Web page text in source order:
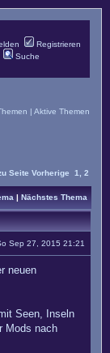
Registrieren
Suche
| Aktive Themen
Seite Vorherige 1 2
| Nächstes Thema
Sep 27, 2015 21:21
neuen
Seen, Inseln
Mods nach